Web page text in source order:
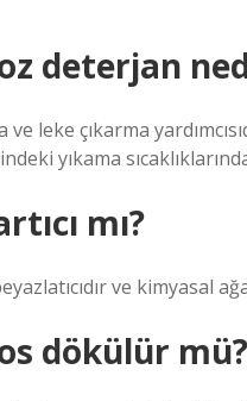
deterjan
leke çıkarma
yıkama
mı?
ve kimyasal
dökülür mü?